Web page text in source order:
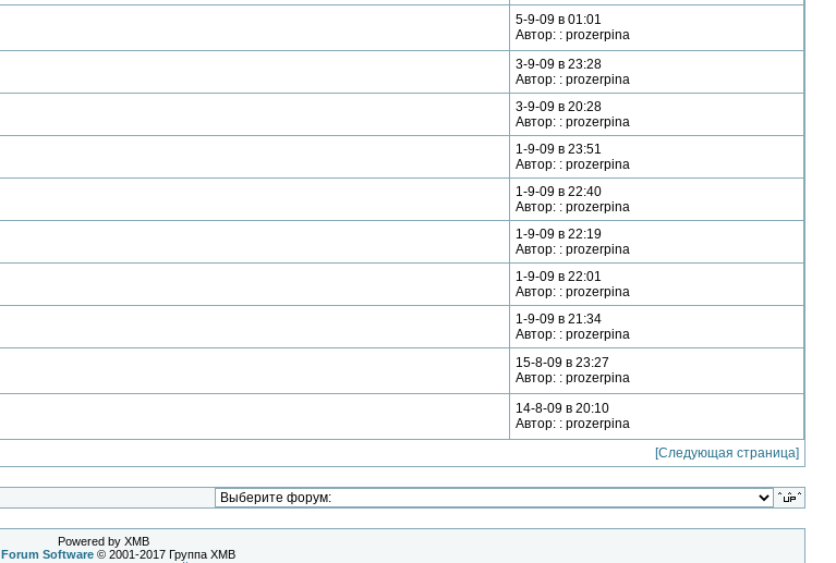
5-9-09 в 01:01
Автор: : prozerpina
3-9-09 в 23:28
Автор: : prozerpina
3-9-09 в 20:28
Автор: : prozerpina
1-9-09 в 23:51
Автор: : prozerpina
1-9-09 в 22:40
Автор: : prozerpina
1-9-09 в 22:19
Автор: : prozerpina
1-9-09 в 22:01
Автор: : prozerpina
1-9-09 в 21:34
Автор: : prozerpina
15-8-09 в 23:27
Автор: : prozerpina
14-8-09 в 20:10
Автор: : prozerpina
[Следующая страница]
Powered by XMB
Forum Software © 2001-2017 Группа XMB